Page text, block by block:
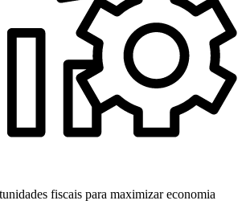
fiscais para maximizar economia